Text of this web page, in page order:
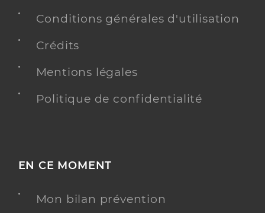
Conditions générales d'utilisation
Crédits
Mentions légales
Politique de confidentialité
EN CE MOMENT
Mon bilan prévention